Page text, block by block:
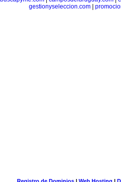
gestionyseleccion.com|